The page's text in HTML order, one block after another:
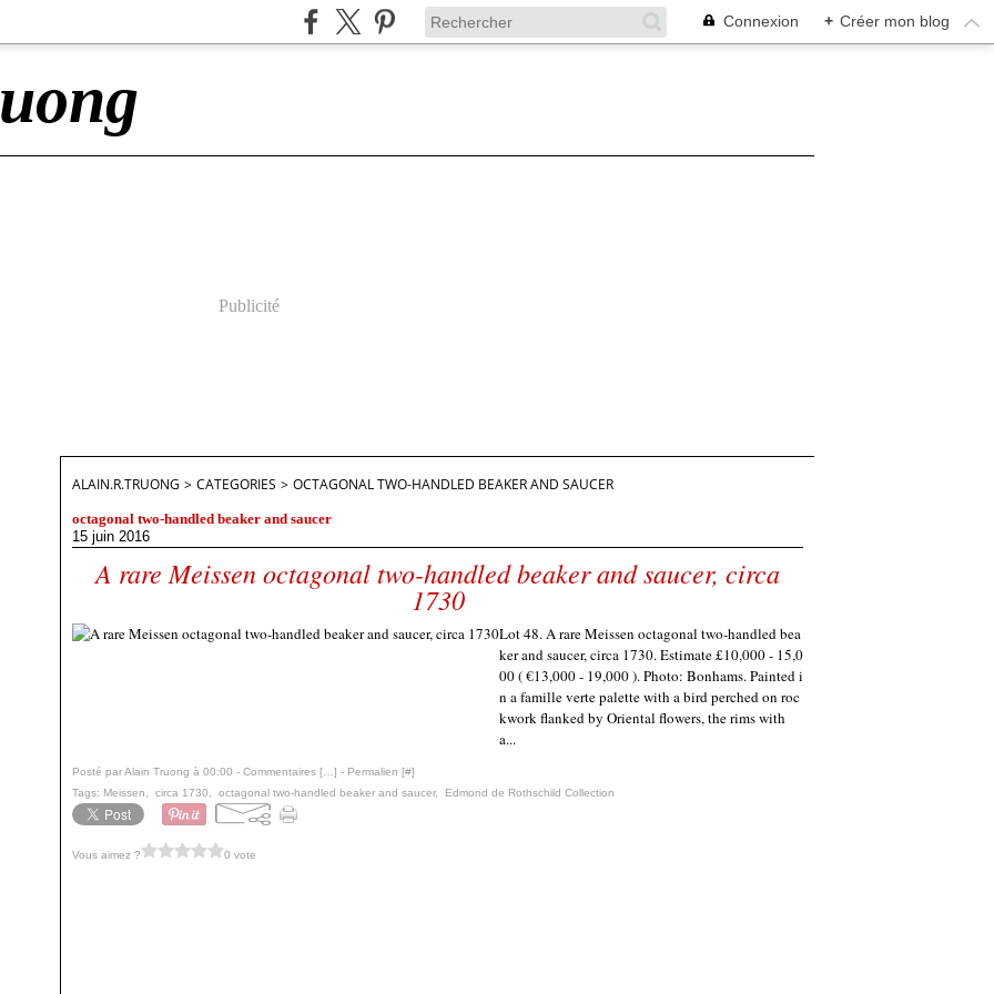
Connexion + Créer mon blog
Publicité
ALAIN.R.TRUONG > CATEGORIES > OCTAGONAL TWO-HANDLED BEAKER AND SAUCER
octagonal two-handled beaker and saucer
15 juin 2016
A rare Meissen octagonal two-handled beaker and saucer, circa
1730
Lot 48. A rare Meissen octagonal two-handled bea
ker and saucer, circa 1730. Estimate £10,000 - 15,0
00 ( €13,000 - 19,000 ). Photo: Bonhams. Painted i
n a famille verte palette with a bird perched on roc
kwork flanked by Oriental flowers, the rims with
a...
Posté par Alain Truong à 00:00 - Commentaires [ ] - Permalien [#]
Tags: Meissen circa 1730 octagonal two-handled beaker and saucer, Edmond de Rothschild Collection
Vous aimez ? 0 vote